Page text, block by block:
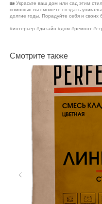
🏡 Украсьте ваш дом или сад этим
помощью вы сможете создать
долгие годы. Порадуйте себя и своих
#интерьер #дизайн #дом #ремонт
Смотрите также